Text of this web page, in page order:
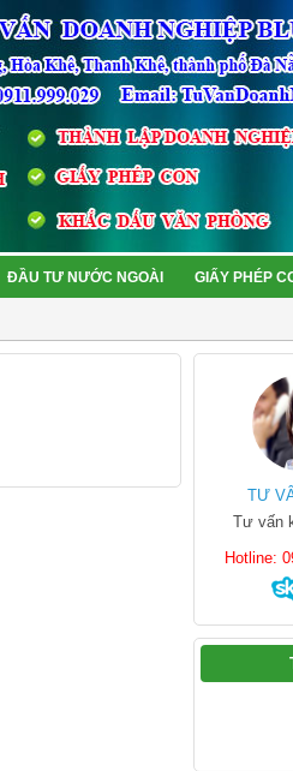
ĐẦU TƯ NƯỚC NGOÀI GIẤY PHÉP
TƯ
Tư vấn
Hotline: